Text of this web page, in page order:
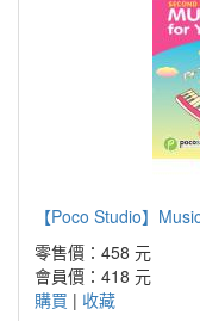
【Poco Studio】
零售價：458 元
會員價：418 元
購買 | 收藏